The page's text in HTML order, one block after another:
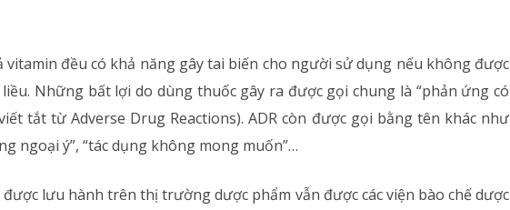
vitamin đều có khả năng gây tai biến cho người sử dụng nếu không được
Những bất lợi do dùng thuốc gây ra được gọi chung là “phản ứng có
tắt từ Adverse Drug Reactions). ADR còn được gọi bằng tên khác như
ngoại ý”, “tác dụng không mong muốn”…
lưu hành trên thị trường dược phẩm vẫn được các viện bào chế dược